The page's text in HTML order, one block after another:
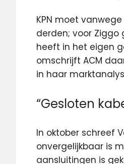
KPN moet
derden; voor
heeft in het eigen
omschrijft ACM
in haar
“Gesloten
In oktober schreef
onvergelijkbaar is
aansluitingen is